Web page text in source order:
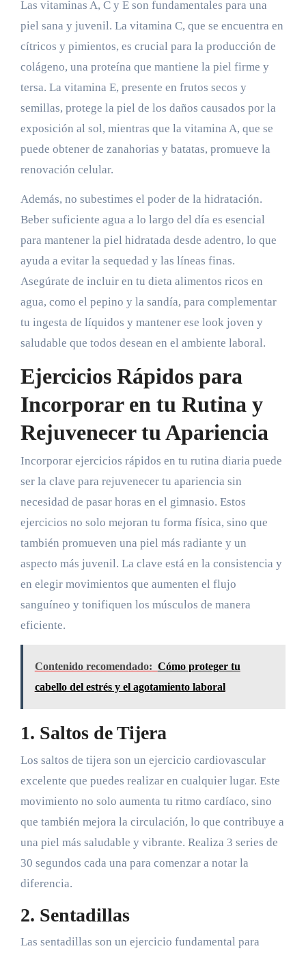
Las vitaminas A, C y E son fundamentales para una
piel sana y juvenil. La vitamina C, que se encuentra en
cítricos y pimientos, es crucial para la producción de
colágeno, una proteína que mantiene la piel firme y
tersa. La vitamina E, presente en frutos secos y
semillas, protege la piel de los daños causados por la
exposición al sol, mientras que la vitamina A, que se
puede obtener de zanahorias y batatas, promueve la
renovación celular.
Además, no subestimes el poder de la hidratación.
Beber suficiente agua a lo largo del día es esencial
para mantener la piel hidratada desde adentro, lo que
ayuda a evitar la sequedad y las líneas finas.
Asegúrate de incluir en tu dieta alimentos ricos en
agua, como el pepino y la sandía, para complementar
tu ingesta de líquidos y mantener ese look joven y
saludable que todos desean en el ambiente laboral.
Ejercicios Rápidos para
Incorporar en tu Rutina y
Rejuvenecer tu Apariencia
Incorporar ejercicios rápidos en tu rutina diaria puede
ser la clave para rejuvenecer tu apariencia sin
necesidad de pasar horas en el gimnasio. Estos
ejercicios no solo mejoran tu forma física, sino que
también promueven una piel más radiante y un
aspecto más juvenil. La clave está en la consistencia y
en elegir movimientos que aumenten el flujo
sanguíneo y tonifiquen los músculos de manera
eficiente.
Contenido recomendado: Cómo proteger tu
cabello del estrés y el agotamiento laboral
1. Saltos de Tijera
Los saltos de tijera son un ejercicio cardiovascular
excelente que puedes realizar en cualquier lugar. Este
movimiento no solo aumenta tu ritmo cardíaco, sino
que también mejora la circulación, lo que contribuye a
una piel más saludable y vibrante. Realiza 3 series de
30 segundos cada una para comenzar a notar la
diferencia.
2. Sentadillas
Las sentadillas son un ejercicio fundamental para